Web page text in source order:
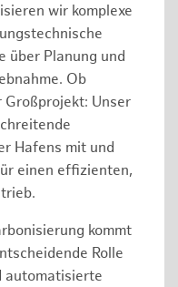
wir komplexe
über Planung und
Ob
Großprojekt: Unser
Hafens mit und
einen effizienten,
kommt
Rolle
automatisierte